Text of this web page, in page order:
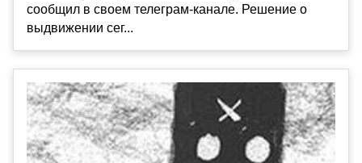
сообщил в своем телеграм-канале. Решение о
выдвижении сег...